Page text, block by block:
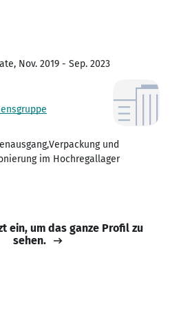
Nov. 2019 - Sep. 2023
und
im Hochregallager
ein, um das ganze Profil zu
sehen.